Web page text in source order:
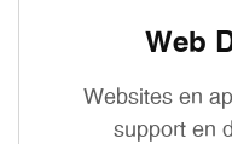
Web
Websites en
support en